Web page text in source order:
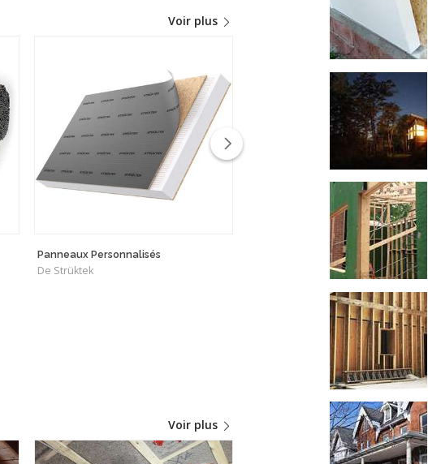
Voir plus
Panneaux Personnalisés
De Strüktek
GRAMITHERM 140
De Clean Insulating Technologies SA
Voir plus